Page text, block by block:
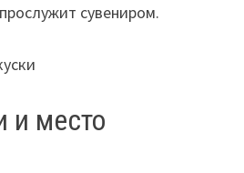
сувениром.
и место